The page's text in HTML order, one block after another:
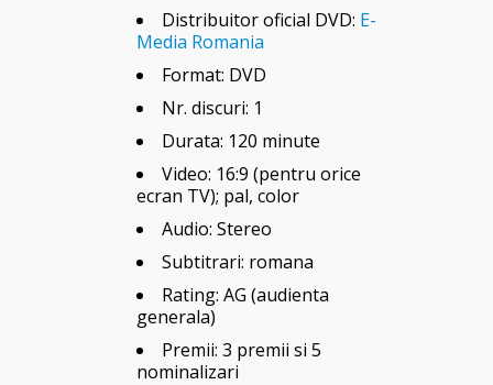
Distribuitor oficial DVD: E-
Media Romania
Format: DVD
Nr. discuri: 1
Durata: 120 minute
Video: 16:9 (pentru orice
ecran TV); pal, color
Audio: Stereo
Subtitrari: romana
Rating: AG (audienta
generala)
Premii: 3 premii si 5
nominalizari